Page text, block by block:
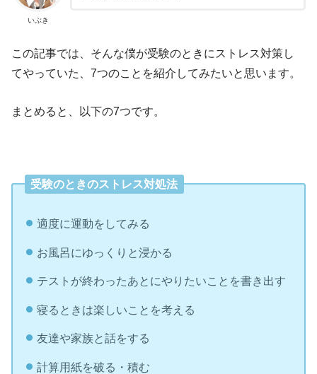
いぶき
この記事では、そんな僕が受験のときにストレス対策し
てやっていた、7つのことを紹介してみたいと思います。
まとめると、以下の7つです。
受験のときのストレス対処法
適度に運動をしてみる
お風呂にゆっくりと浸かる
テストが終わったあとにやりたいことを書き出す
寝るときは楽しいことを考える
友達や家族と話をする
計算用紙を破る・積む